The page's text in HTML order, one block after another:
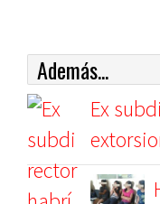
Además...
Ex